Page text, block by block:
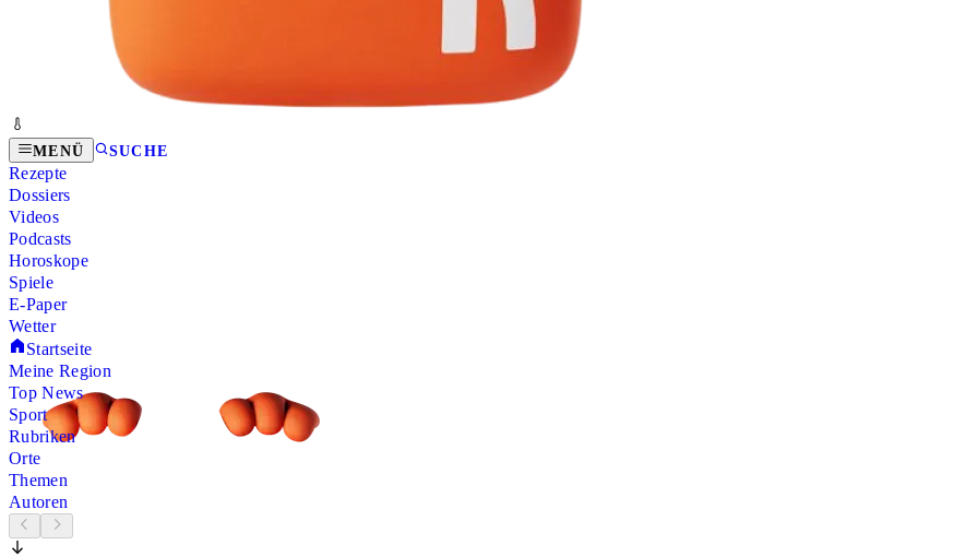
MENÜ SUCHE
Rezepte
Dossiers
Videos
Podcasts
Horoskope
Spiele
E-Paper
Wetter
Startseite
Meine Region
Top News
Sport
Rubriken
Orte
Themen
Autoren